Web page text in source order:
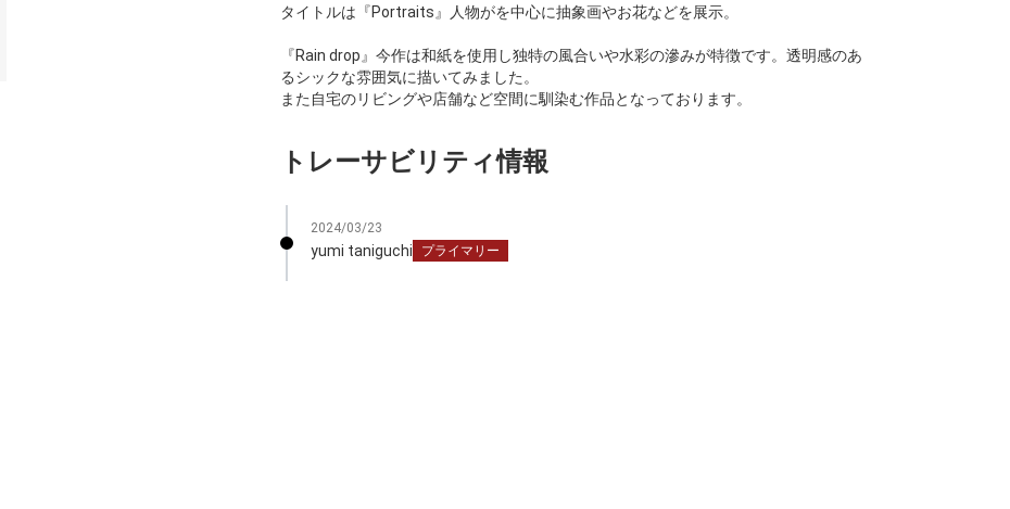
タイトルは『Portraits』人物がを中心に抽象画やお花などを展示。
『Rain drop』今作は和紙を使用し独特の風合いや水彩の滲みが特徴です。透明感のあ
るシックな雰囲気に描いてみました。
また自宅のリビングや店舗など空間に馴染む作品となっております。
トレーサビリティ情報
2024/03/23
yumi taniguchi プライマリー